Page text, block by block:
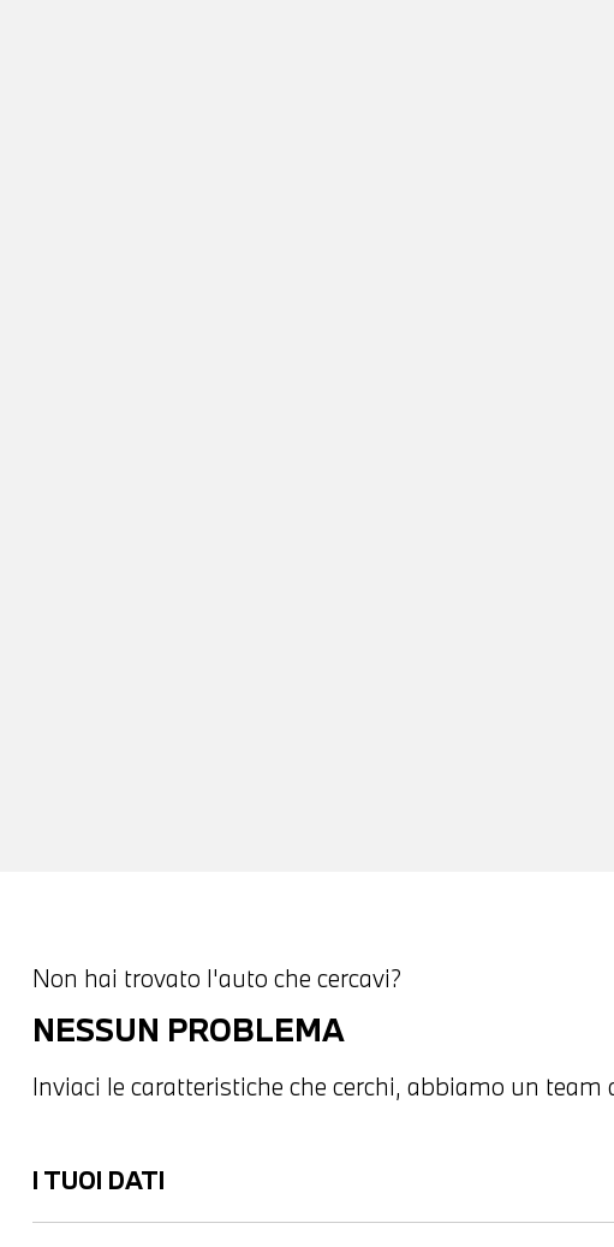
Non hai trovato l'auto che cercavi?
NESSUN PROBLEMA
Inviaci le caratteristiche che cerchi, abbiamo un
I TUOI DATI